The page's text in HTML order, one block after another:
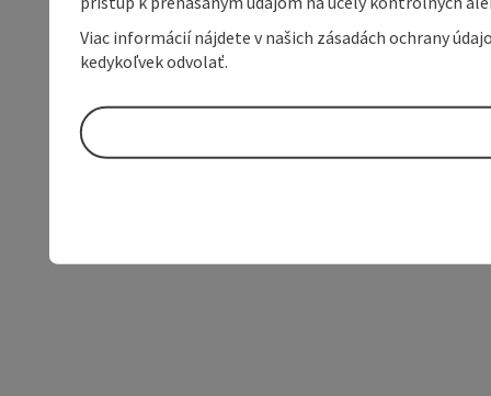
Viac informácií nájdete v našich zásadách ochrany
kedykoľvek odvolať.